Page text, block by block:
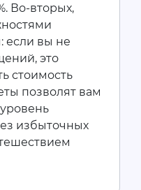
Во-вторых,
вы не
это
стоимость
позволят вам
избыточных